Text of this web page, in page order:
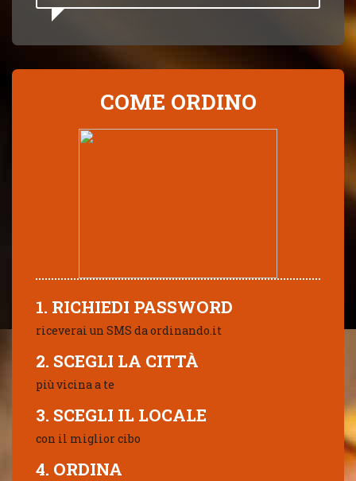
COME ORDINO
1. RICHIEDI PASSWORD
riceverai un SMS da ordinando.it
2. SCEGLI LA CITTÀ
più vicina a te
3. SCEGLI IL LOCALE
con il miglior cibo
4. ORDINA